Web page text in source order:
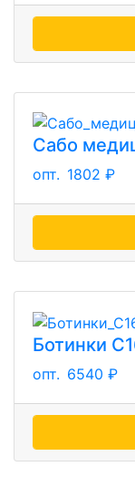
Сабо
опт. 1802 ₽
Ботинки
опт. 6540 ₽